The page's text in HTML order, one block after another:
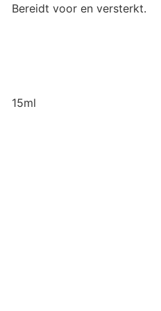
Bereidt voor en versterkt.
15ml